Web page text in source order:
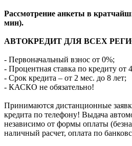
Рассмотрение анкеты в
мин).
АВТОКРЕДИТ ДЛЯ ВСЕХ
- Первоначальный взнос от 0%;
- Процентная ставка по кредиту от
- Срок кредита – от 2 мес. до 8 лет;
- КАСКО не обязательно!
Принимаются дистанционные
кредита по телефону! Выдача
независимо от формы оплаты
наличный расчет, оплата по